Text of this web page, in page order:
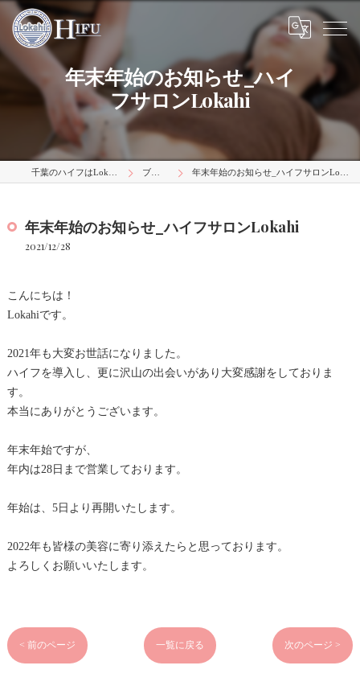
年末年始のお知らせ_ハイ
フサロンLokahi
ブログ 年末年始のお知らせ_ハイフサロンLokahi
年末年始のお知らせ_ハイフサロンLokahi
2021/12/28
こんにちは！
Lokahiです。
2021年も大変お世話になりました。
ハイフを導入し、更に沢山の出会いがあり大変感謝をしておりま
す。
本当にありがとうございます。
年末年始ですが、
年内は28日まで営業しております。
年始は、5日より再開いたします。
2022年も皆様の美容に寄り添えたらと思っております。
よろしくお願いいたします。
< 前のページ 一覧に戻る 次のページ >